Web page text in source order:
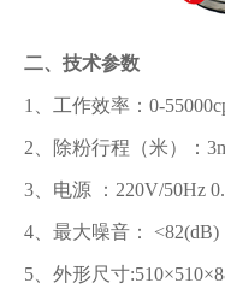
二、技术参数
1、工作效率：0-
2、除粉行程（米）：
3、电源 ：220V/50Hz
4、最大噪音： <82(dB)
5、外形尺寸